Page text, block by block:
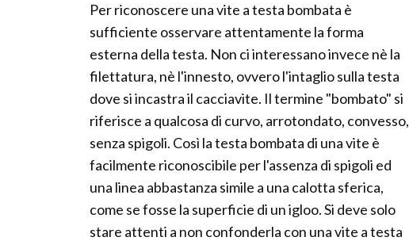
Per riconoscere una vite a testa bombata è
sufficiente osservare attentamente la forma
esterna della testa. Non ci interessano invece nè la
filettatura, nè l'innesto, ovvero l'intaglio sulla testa
dove si incastra il cacciavite. Il termine "bombato" si
riferisce a qualcosa di curvo, arrotondato, convesso,
senza spigoli. Così la testa bombata di una vite è
facilmente riconoscibile per l'assenza di spigoli ed
una linea abbastanza simile a una calotta sferica,
come se fosse la superficie di un igloo. Si deve solo
stare attenti a non confonderla con una vite a testa